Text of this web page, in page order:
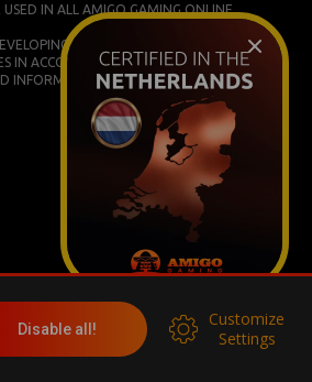
сети:
IN ALL AMIGO GAMING ONLINE
AND COMMERCIALIZING
IN ACCORDANCE WITH ISO/IEC
INFORMATION SECURITY.
Disable all!
Customize
Settings
More info